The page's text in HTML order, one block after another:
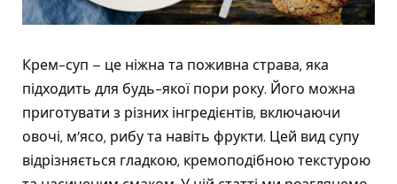
Крем-суп – це ніжна та поживна страва, яка
підходить для будь-якої пори року. Його можна
приготувати з різних інгредієнтів, включаючи
овочі, м’ясо, рибу та навіть фрукти. Цей вид супу
відрізняється гладкою, кремоподібною текстурою